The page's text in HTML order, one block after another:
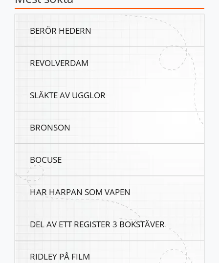
BERÖR HEDERN
REVOLVERDAM
SLÄKTE AV UGGLOR
BRONSON
BOCUSE
HAR HARPAN SOM VAPEN
DEL AV ETT REGISTER 3 BOKSTÄVER
RIDLEY PÅ FILM